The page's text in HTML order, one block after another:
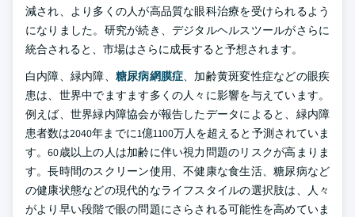
減され、より多くの人が高品質な眼科治療を受けられるよう
になりました。研究が続き、デジタルヘルスツールがさらに
統合されると、市場はさらに成長すると予想されます。
白内障、緑内障、 糖尿病網膜症、加齢黄斑変性症などの眼疾
患は、世界中でますます多くの人々に影響を与えています。
例えば、世界緑内障協会が報告したデータによると、緑内障
患者数は2040年までに1億1100万人を超えると予測されていま
す。60歳以上の人は加齢に伴い視力問題のリスクが高まりま
す。長時間のスクリーン使用、不健康な食生活、糖尿病など
の健康状態などの現代的なライフスタイルの選択肢は、人々
がより早い段階で眼の問題にさらされる可能性を高めていま